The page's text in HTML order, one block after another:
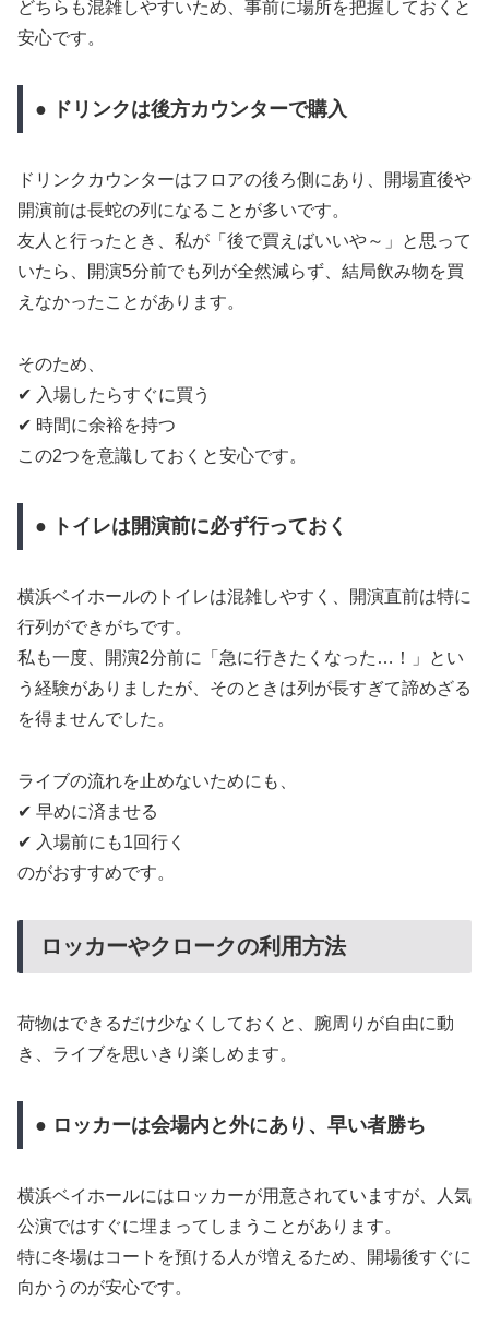
どちらも混雑しやすいため、事前に場所を把握しておくと
安心です。
● ドリンクは後方カウンターで購入
ドリンクカウンターはフロアの後ろ側にあり、開場直後や
開演前は長蛇の列になることが多いです。
友人と行ったとき、私が「後で買えばいいや～」と思って
いたら、開演5分前でも列が全然減らず、結局飲み物を買
えなかったことがあります。
そのため、
✔ 入場したらすぐに買う
✔ 時間に余裕を持つ
この2つを意識しておくと安心です。
● トイレは開演前に必ず行っておく
横浜ベイホールのトイレは混雑しやすく、開演直前は特に
行列ができがちです。
私も一度、開演2分前に「急に行きたくなった…！」とい
う経験がありましたが、そのときは列が長すぎて諦めざる
を得ませんでした。
ライブの流れを止めないためにも、
✔ 早めに済ませる
✔ 入場前にも1回行く
のがおすすめです。
ロッカーやクロークの利用方法
荷物はできるだけ少なくしておくと、腕周りが自由に動
き、ライブを思いきり楽しめます。
● ロッカーは会場内と外にあり、早い者勝ち
横浜ベイホールにはロッカーが用意されていますが、人気
公演ではすぐに埋まってしまうことがあります。
特に冬場はコートを預ける人が増えるため、開場後すぐに
向かうのが安心です。